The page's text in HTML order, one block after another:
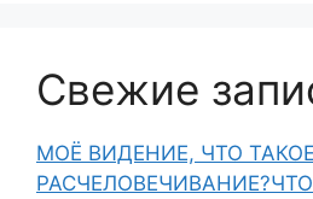
Свежие
МОЁ ВИДЕНИЕ, ЧТО ТАКОЕ